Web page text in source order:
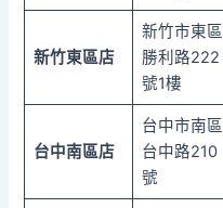
新竹東區店
新竹市東區
勝利路222
號1樓
台中南區店
台中市南區
台中路210
號